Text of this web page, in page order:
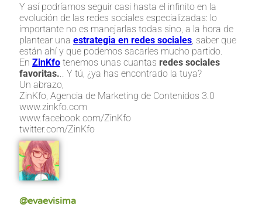
Y así podríamos seguir casi hasta el infinito en la
evolución de las redes sociales especializadas: lo
importante no es manejarlas todas sino, a la hora de
plantear una estrategia en redes sociales , saber que
están ahí y que podemos sacarles mucho partido.
En ZinKfo tenemos unas cuantas redes sociales
favoritas. .. Y tú, ¿ya has encontrado la tuya?
Un abrazo,
ZinKfo, Agencia de Marketing de Contenidos 3.0
www.zinkfo.com
www.facebook.com/ZinKfo
twitter.com/ZinKfo
@evaevisima